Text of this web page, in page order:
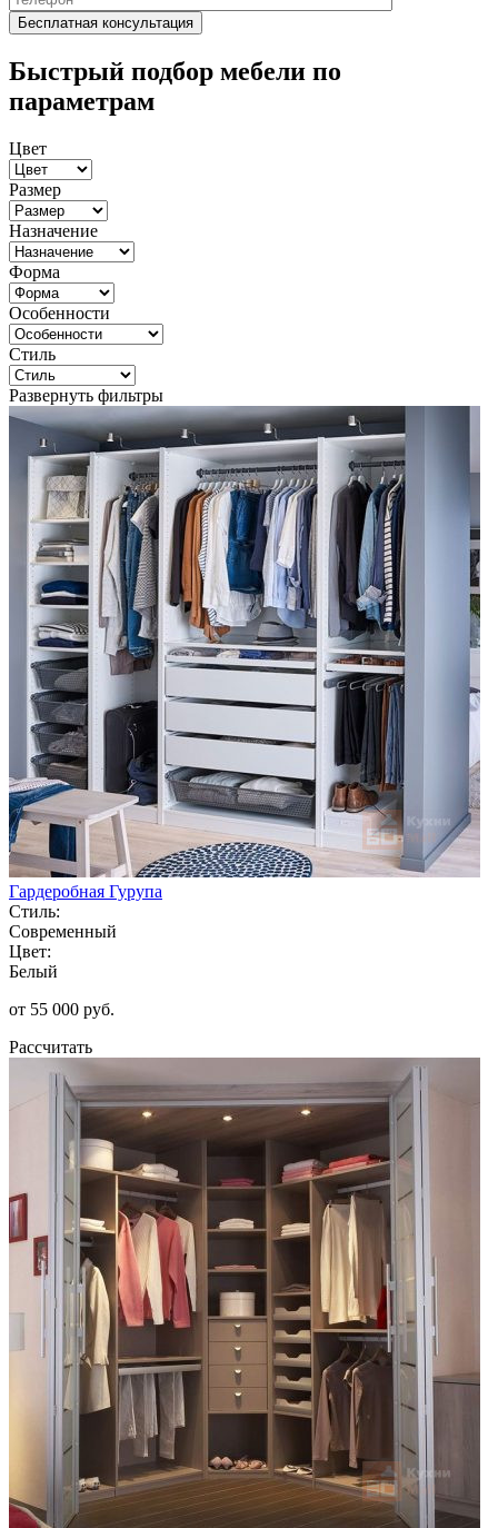
Быстрый подбор мебели по
параметрам
Цвет
Размер
Назначение
Форма
Особенности
Стиль
Развернуть фильтры
Гардеробная Гурупа
Стиль:
Современный
Цвет:
Белый
от 55 000 руб.
Рассчитать